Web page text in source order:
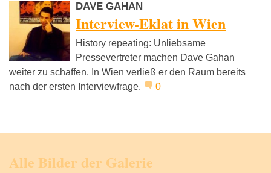
DAVE GAHAN
Interview-Eklat in Wien
History repeating: Unliebsame
Pressevertreter machen Dave Gahan
weiter zu schaffen. In Wien verließ er den Raum bereits
nach der ersten Interviewfrage.
0
Alle Bilder der Galerie